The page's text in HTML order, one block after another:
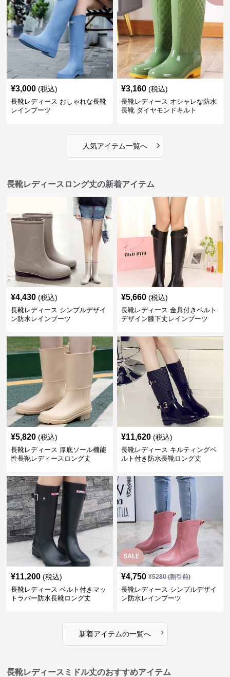
¥3,000 (税込)
長靴レディース おしゃれな長靴
レインブーツ
¥3,160 (税込)
長靴レディース オシャレな防水
長靴 ダイヤモンドキルト
人気アイテム一覧へ ›
長靴レディースロング丈の新着アイテム
¥4,430 (税込)
長靴レディース シンプルデザイ
ン防水レインブーツ
¥5,660 (税込)
長靴レディース 金具付きベルト
デザイン膝下丈レインブーツ
¥5,820 (税込)
長靴レディース 厚底ソール機能
性長靴レディースロング丈
¥11,620 (税込)
長靴レディース キルティングベ
ルト付き防水長靴ロング丈
¥11,200 (税込)
長靴レディース ベルト付きマッ
トラバー防水長靴ロング丈
SALE
¥4,750 ¥5280(割引前)
長靴レディース シンプルデザイ
ン防水レインブーツ
新着アイテムの一覧へ ›
長靴レディースミドル丈のおすすめアイテム